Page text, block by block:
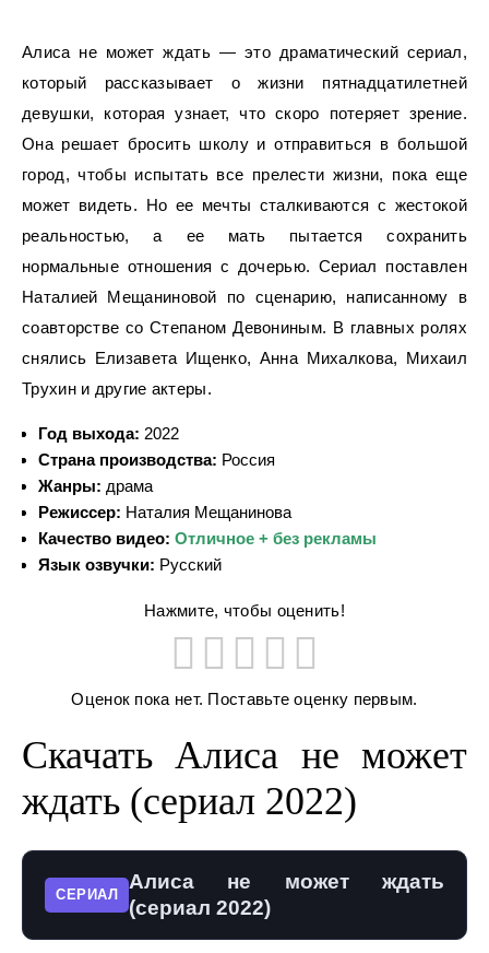
Алиса не может ждать — это драматический сериал,
который рассказывает о жизни пятнадцатилетней
девушки, которая узнает, что скоро потеряет зрение.
Она решает бросить школу и отправиться в большой
город, чтобы испытать все прелести жизни, пока еще
может видеть. Но ее мечты сталкиваются с жестокой
реальностью, а ее мать пытается сохранить
нормальные отношения с дочерью. Сериал поставлен
Наталией Мещаниновой по сценарию, написанному в
соавторстве со Степаном Девониным. В главных ролях
снялись Елизавета Ищенко, Анна Михалкова, Михаил
Трухин и другие актеры.
Год выхода: 2022
Страна производства: Россия
Жанры: драма
Режиссер: Наталия Мещанинова
Качество видео: Отличное + без рекламы
Язык озвучки: Русский
Нажмите, чтобы оценить!
Оценок пока нет. Поставьте оценку первым.
Скачать Алиса не может
ждать (сериал 2022)
СЕРИАЛ
Алиса не может ждать
(сериал 2022)